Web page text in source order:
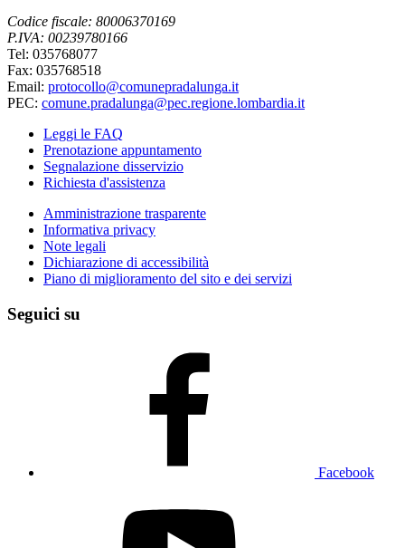
Codice fiscale: 80006370169
P.IVA: 00239780166
Tel: 035768077
Fax: 035768518
Email: protocollo@comunepradalunga.it
PEC: comune.pradalunga@pec.regione.lombardia.it
Leggi le FAQ
Prenotazione appuntamento
Segnalazione disservizio
Richiesta d'assistenza
Amministrazione trasparente
Informativa privacy
Note legali
Dichiarazione di accessibilità
Piano di miglioramento del sito e dei servizi
Seguici su
Facebook